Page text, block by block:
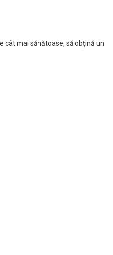
cât mai sănătoase, să obțină un